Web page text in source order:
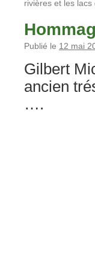
rivières et les
Publié le 12 mai
Gilbert
ancien
….